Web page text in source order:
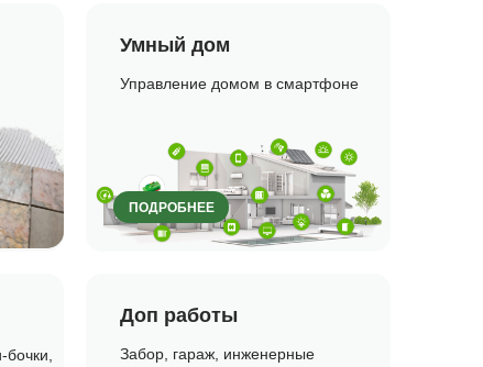
Умный дом
Управление домом в смартфоне
Забор, гараж, инженерные
Доп работы
ПОДРОБНЕЕ